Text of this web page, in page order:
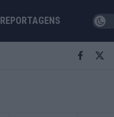
REPORTAGENS